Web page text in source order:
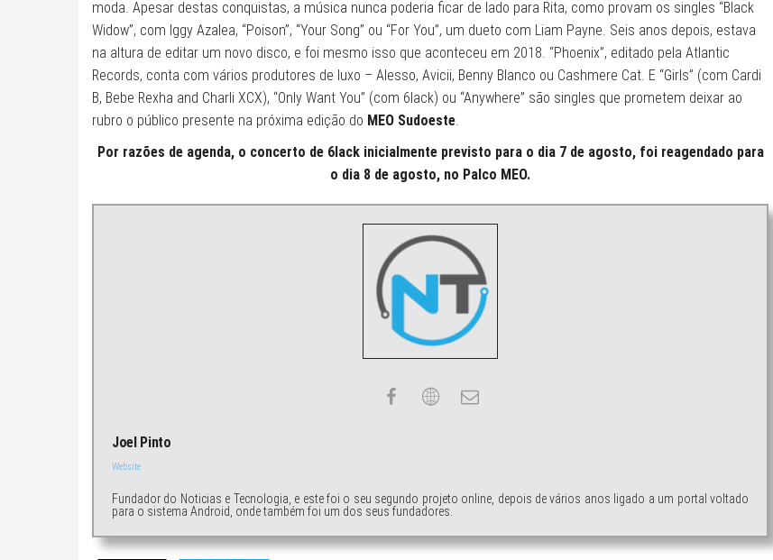
moda. Apesar destas conquistas, a música nunca poderia ficar de lado para Rita, como provam os singles “Black
Widow”, com Iggy Azalea, “Poison”, “Your Song” ou “For You”, um dueto com Liam Payne. Seis anos depois, estava
na altura de editar um novo disco, e foi mesmo isso que aconteceu em 2018. “Phoenix”, editado pela Atlantic
Records, conta com vários produtores de luxo – Alesso, Avicii, Benny Blanco ou Cashmere Cat. E “Girls” (com Cardi
B, Bebe Rexha and Charli XCX), “Only Want You” (com 6lack) ou “Anywhere” são singles que prometem deixar ao
rubro o público presente na próxima edição do MEO Sudoeste.
Por razões de agenda, o concerto de 6lack inicialmente previsto para o dia 7 de agosto, foi reagendado para
o dia 8 de agosto, no Palco MEO.
Joel Pinto
Website
Fundador do Noticias e Tecnologia, e este foi o seu segundo projeto online, depois de vários anos ligado a um portal voltado
para o sistema Android, onde também foi um dos seus fundadores.